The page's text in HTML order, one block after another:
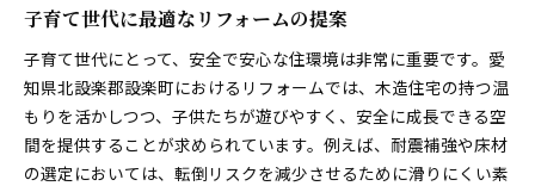
子育て世代に最適なリフォームの提案
子育て世代にとって、安全で安心な住環境は非常に重要です。愛
知県北設楽郡設楽町におけるリフォームでは、木造住宅の持つ温
もりを活かしつつ、子供たちが遊びやすく、安全に成長できる空
間を提供することが求められています。例えば、耐震補強や床材
の選定においては、転倒リスクを減少させるために滑りにくい素